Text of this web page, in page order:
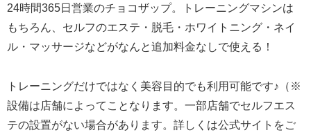
24時間365日営業のチョコザップ。トレーニングマシンは
もちろん、セルフのエステ・脱毛・ホワイトニング・ネイ
ル・マッサージなどがなんと追加料金なしで使える！
トレーニングだけではなく美容目的でも利用可能です♪（※
設備は店舗によってことなります。一部店舗でセルフエス
テの設置がない場合があります。詳しくは公式サイトをご